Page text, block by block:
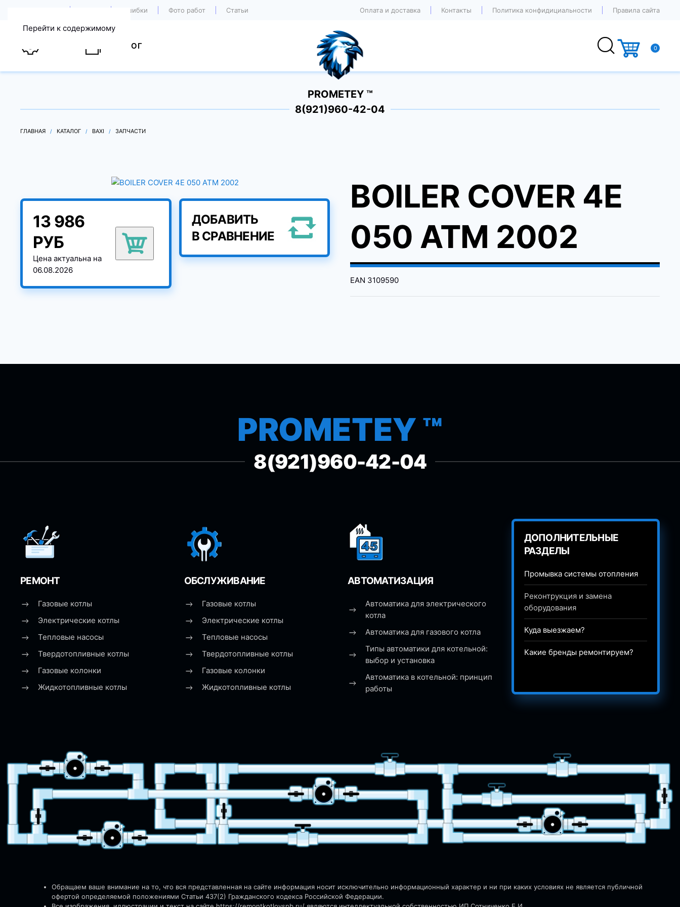
Перейти к содержимому
Ошибки Фото работ Статьи Оплата и доставка Контакты Политика конфидициальности Правила сайта
КАТАЛОГ 0
PROMETEY ™
8(921)960-42-04
ГЛАВНАЯ КАТАЛОГ BAXI ЗАПЧАСТИ
13 986
РУБ
Цена актуальна на
06.08.2026
ДОБАВИТЬ
В СРАВНЕНИЕ
BOILER COVER 4E
050 ATM 2002
EAN 3109590
PROMETEY ™
8(921)960-42-04
РЕМОНТ
Газовые котлы
Электрические котлы
Тепловые насосы
Твердотопливные котлы
Газовые колонки
Жидкотопливные котлы
ОБСЛУЖИВАНИЕ
Газовые котлы
Электрические котлы
Тепловые насосы
Твердотопливные котлы
Газовые колонки
Жидкотопливные котлы
АВТОМАТИЗАЦИЯ
Автоматика для электрического
котла
Автоматика для газового котла
Типы автоматики для котельной:
выбор и установка
Автоматика в котельной: принцип
работы
ДОПОЛНИТЕЛЬНЫЕ
РАЗДЕЛЫ
Промывка системы отопления
Реконтрукция и замена
оборудования
Куда выезжаем?
Какие бренды ремонтируем?
Обращаем ваше внимание на то, что вся представленная на сайте информация носит исключительно информационный характер и ни при каких условиях не является публичной
офертой определяемой положениями Статьи 437(2) Гражданского кодекса Российской Федерации.